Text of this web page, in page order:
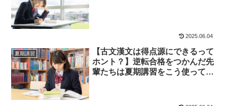
2025.06.04
夏期講習
【古文漢文は得点源にできるって
ホント？】逆転合格をつかんだ先
輩たちは夏期講習をこう使ってい